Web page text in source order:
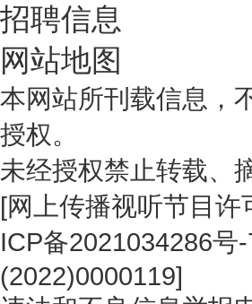
招聘信息
网站地图
本网站所刊载信息，
授权。
未经授权禁止转载、
[网上传播视听节目许
ICP备2021034286号
(2022)0000119]